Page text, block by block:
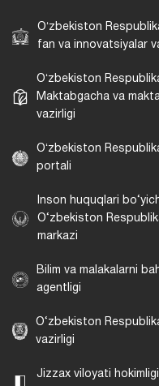
Oʻzbekiston
fan va innovatsiyalar
Oʻzbekiston
Maktabgacha va
vazirligi
Oʻzbekiston
portali
Inson huquqlari
O‘zbekiston
markazi
Bilim va malakalarni
agentligi
O‘zbekiston
vazirligi
Jizzax viloyati